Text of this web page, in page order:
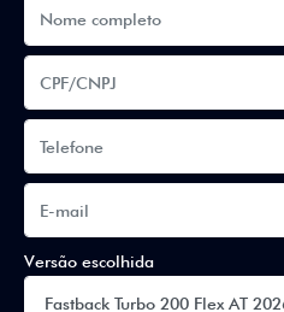
Versão escolhida